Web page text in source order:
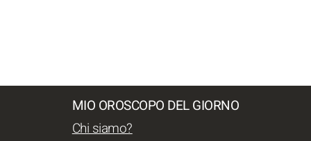
MIO OROSCOPO DEL GIORNO
Chi siamo?